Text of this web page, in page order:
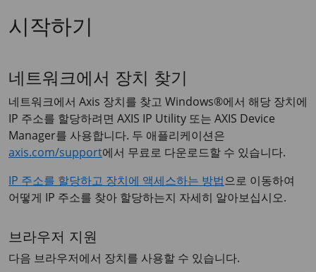
시작하기
네트워크에서 장치 찾기
네트워크에서 Axis 장치를 찾고 Windows®에서 해당 장치에
IP 주소를 할당하려면 AXIS IP Utility 또는 AXIS Device
Manager를 사용합니다. 두 애플리케이션은
axis.com/support에서 무료로 다운로드할 수 있습니다.
IP 주소를 할당하고 장치에 액세스하는 방법으로 이동하여
어떻게 IP 주소를 찾아 할당하는지 자세히 알아보십시오.
브라우저 지원
다음 브라우저에서 장치를 사용할 수 있습니다.